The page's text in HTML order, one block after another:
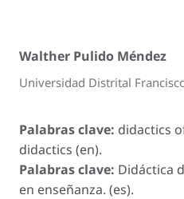
Walther Pulido Méndez
Universidad Distrital
Palabras clave: didactics
didactics (en).
Palabras clave: Didáctica
en enseñanza. (es).